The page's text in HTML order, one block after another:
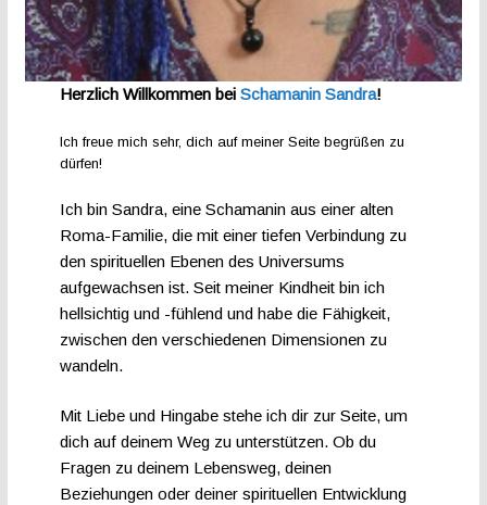
Herzlich Willkommen bei Schamanin Sandra!
Ich freue mich sehr, dich auf meiner Seite begrüßen zu
dürfen!
Ich bin Sandra, eine Schamanin aus einer alten
Roma-Familie, die mit einer tiefen Verbindung zu
den spirituellen Ebenen des Universums
aufgewachsen ist. Seit meiner Kindheit bin ich
hellsichtig und -fühlend und habe die Fähigkeit,
zwischen den verschiedenen Dimensionen zu
wandeln.
Mit Liebe und Hingabe stehe ich dir zur Seite, um
dich auf deinem Weg zu unterstützen. Ob du
Fragen zu deinem Lebensweg, deinen
Beziehungen oder deiner spirituellen Entwicklung